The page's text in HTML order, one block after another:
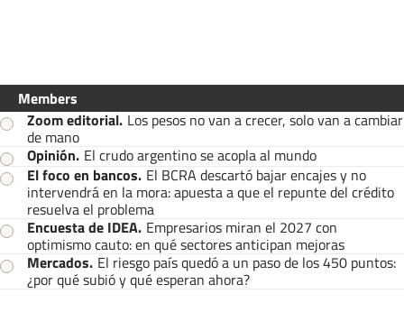
Members
Zoom editorial. Los pesos no van a crecer, solo van a cambiar
de mano
Opinión. El crudo argentino se acopla al mundo
El foco en bancos. El BCRA descartó bajar encajes y no
intervendrá en la mora: apuesta a que el repunte del crédito
resuelva el problema
Encuesta de IDEA. Empresarios miran el 2027 con
optimismo cauto: en qué sectores anticipan mejoras
Mercados. El riesgo país quedó a un paso de los 450 puntos:
¿por qué subió y qué esperan ahora?